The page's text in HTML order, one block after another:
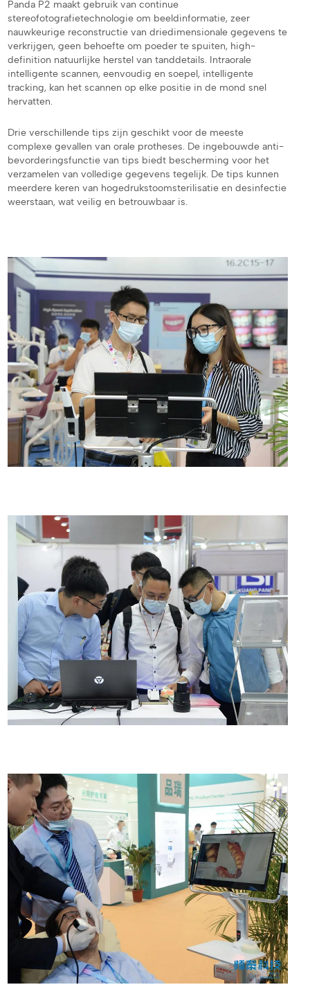
Panda P2 maakt gebruik van continue
stereofotografietechnologie om beeldinformatie, zeer
nauwkeurige reconstructie van driedimensionale gegevens te
verkrijgen, geen behoefte om poeder te spuiten, high-
definition natuurlijke herstel van tanddetails. Intraorale
intelligente scannen, eenvoudig en soepel, intelligente
tracking, kan het scannen op elke positie in de mond snel
hervatten.
Drie verschillende tips zijn geschikt voor de meeste
complexe gevallen van orale protheses. De ingebouwde anti-
bevorderingsfunctie van tips biedt bescherming voor het
verzamelen van volledige gegevens tegelijk. De tips kunnen
meerdere keren van hogedrukstoomsterilisatie en desinfectie
weerstaan, wat veilig en betrouwbaar is.